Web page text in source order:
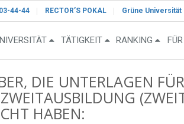
44-44 RECTOR’S POKAL Grüne Universität
TÄTIGKEIT RANKING
DIE UNTERLAGEN
HABEN: